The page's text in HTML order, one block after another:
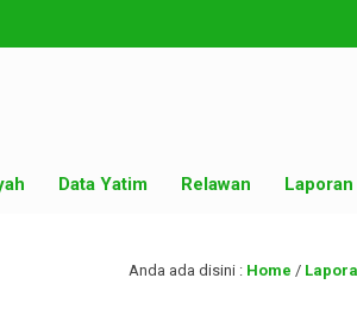
Data Yatim Relawan Laporan
Anda ada disini : Home /